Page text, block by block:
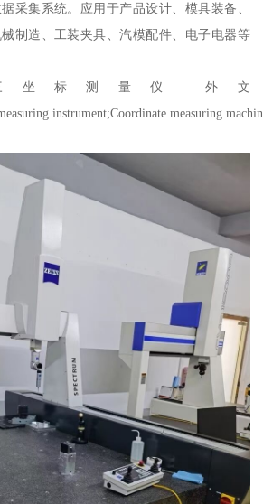
采集系统。应用于产品设计、模具装备、
制造、工装夹具、汽模配件、电子电器等
坐标测量仪 外文
measuring instrument;Coordinate